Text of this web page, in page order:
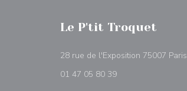
Le P'tit Troquet
28 rue de l'Exposition 75007 Paris
01 47 05 80 39